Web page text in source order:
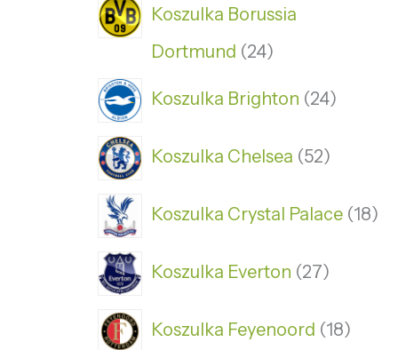
Koszulka Borussia
Dortmund 24
Koszulka Brighton 24
Koszulka Chelsea 52
Koszulka Crystal Palace 18
Koszulka Everton 27
Koszulka Feyenoord 18